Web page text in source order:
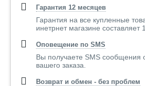
Гарантия 12 месяцев
Гарантия на все купленные
инетрнет магазине составляет
Оповещение по SMS
Вы получаете SMS сообщения
вашего заказа.
Возврат и обмен - без проблем